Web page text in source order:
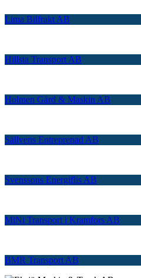
Lima Bilfrakt AB
Hillsta Transport AB
Holmen Gård & Maskin AB
Sällvens Entreprenad AB
Svenssons Energiflis AB
MiNi Transport i Kramfors AB
BMR Transport AB